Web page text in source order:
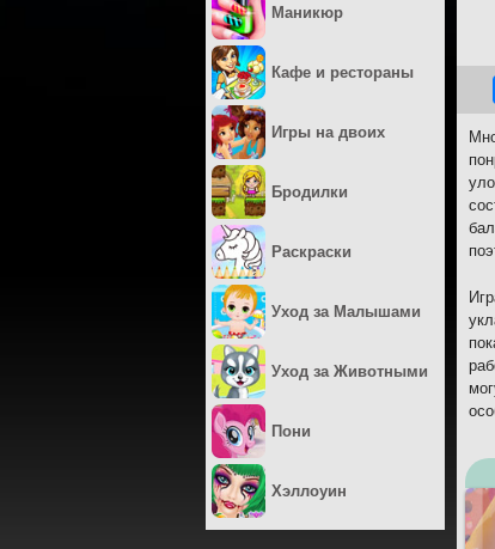
Маникюр
Кафе и рестораны
Игры на двоих
Бродилки
Раскраски
Уход за Малышами
Уход за Животными
Пони
Хэллоуин